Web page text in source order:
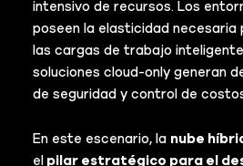
intensivo de recursos. Los
poseen la elasticidad
las cargas de trabajo
soluciones cloud-only generan
de seguridad y control de
En este escenario, la nube
el pilar estratégico para el